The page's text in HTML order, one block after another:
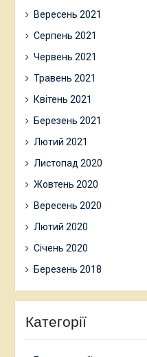
Вересень 2021
Серпень 2021
Червень 2021
Травень 2021
Квітень 2021
Березень 2021
Лютий 2021
Листопад 2020
Жовтень 2020
Вересень 2020
Лютий 2020
Січень 2020
Березень 2018
Категорії